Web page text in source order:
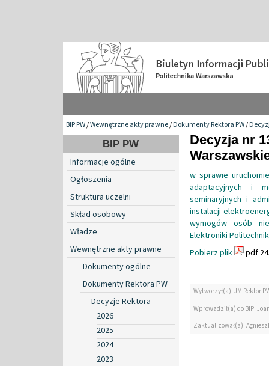
BIP PW/Wewnętrzne akty prawne/Dokumenty Rektora PW/
BIP PW
Informacje ogólne
Ogłoszenia
Struktura uczelni
Skład osobowy
Władze
Wewnętrzne akty prawne
Dokumenty ogólne
Dokumenty Rektora PW
Decyzje Rektora
2026
2025
2024
2023
Decyzja nr
w sprawie
adaptacyjnych i
seminaryjnych i
instalacji
wymogów osób
Elektroniki
Pobierz plik
pdf
Wytworzył(a): JM Rektor
Wprowadził(a) do BIP:
Zaktualizował(a):